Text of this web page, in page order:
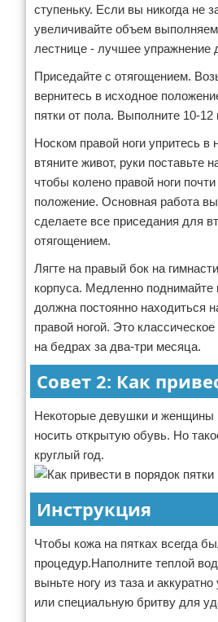
ступеньку. Если вы никогда не
увеличивайте объем
лестнице - лучшее упражнение
Приседайте с отягощением.
вернитесь в исходное
пятки от пола. Выполните 10-
Носком правой ноги упритесь
втяните живот, руки поставьте
чтобы колено правой ноги
положение. Основная работа
сделаете все приседания для
отягощением.
Лягте на правый бок на
корпуса. Медленно поднимайте
должна постоянно находиться
правой ногой. Это
на бедрах за два-три месяца.
Совет 2: Как
Некоторые девушки и женщины
носить открытую обувь. Но
круглый год.
Инструкция
Чтобы кожа на пятках всегда
процедур.Наполните теплой
выньте ногу из таза и
или специальную бритву для